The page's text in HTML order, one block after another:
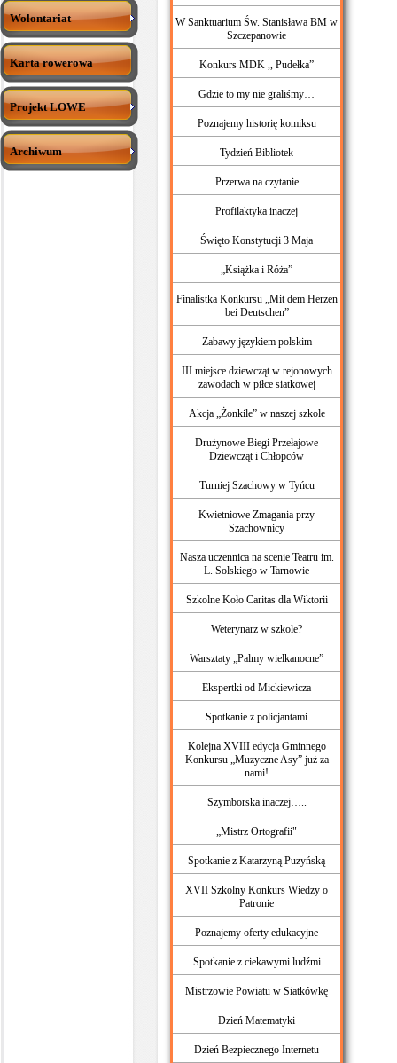
Wolontariat
Karta rowerowa
Projekt LOWE
Archiwum
W Sanktuarium Św. Stanisława BM w
Szczepanowie
Konkurs MDK ,, Pudełka”
Gdzie to my nie graliśmy…
Poznajemy historię komiksu
Tydzień Bibliotek
Przerwa na czytanie
Profilaktyka inaczej
Święto Konstytucji 3 Maja
„Książka i Róża”
Finalistka Konkursu „Mit dem Herzen
bei Deutschen”
Zabawy językiem polskim
III miejsce dziewcząt w rejonowych
zawodach w piłce siatkowej
Akcja „Żonkile” w naszej szkole
Drużynowe Biegi Przełajowe
Dziewcząt i Chłopców
Turniej Szachowy w Tyńcu
Kwietniowe Zmagania przy
Szachownicy
Nasza uczennica na scenie Teatru im.
L. Solskiego w Tarnowie
Szkolne Koło Caritas dla Wiktorii
Weterynarz w szkole?
Warsztaty „Palmy wielkanocne”
Ekspertki od Mickiewicza
Spotkanie z policjantami
Kolejna XVIII edycja Gminnego
Konkursu „Muzyczne Asy” już za
nami!
Szymborska inaczej…..
„Mistrz Ortografii"
Spotkanie z Katarzyną Puzyńską
XVII Szkolny Konkurs Wiedzy o
Patronie
Poznajemy oferty edukacyjne
Spotkanie z ciekawymi ludźmi
Mistrzowie Powiatu w Siatkówkę
Dzień Matematyki
Dzień Bezpiecznego Internetu